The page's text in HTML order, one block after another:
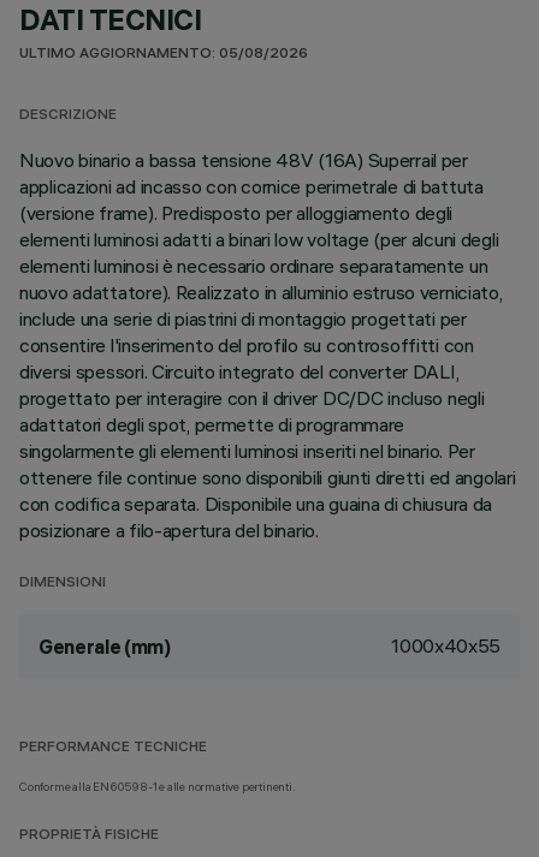
DATI TECNICI
ULTIMO AGGIORNAMENTO: 05/08/2026
DESCRIZIONE
Nuovo binario a bassa tensione 48V (16A) Superrail per
applicazioni ad incasso con cornice perimetrale di battuta
(versione frame). Predisposto per alloggiamento degli
elementi luminosi adatti a binari low voltage (per alcuni degli
elementi luminosi è necessario ordinare separatamente un
nuovo adattatore). Realizzato in alluminio estruso verniciato,
include una serie di piastrini di montaggio progettati per
consentire l'inserimento del profilo su controsoffitti con
diversi spessori. Circuito integrato del converter DALI,
progettato per interagire con il driver DC/DC incluso negli
adattatori degli spot, permette di programmare
singolarmente gli elementi luminosi inseriti nel binario. Per
ottenere file continue sono disponibili giunti diretti ed angolari
con codifica separata. Disponibile una guaina di chiusura da
posizionare a filo-apertura del binario.
DIMENSIONI
Generale (mm) 1000x40x55
PERFORMANCE TECNICHE
Conforme alla EN60598-1 e alle normative pertinenti.
PROPRIETÀ FISICHE